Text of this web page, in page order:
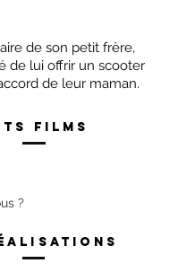
de son petit frère,
de lui offrir un scooter
de leur maman.
films
?